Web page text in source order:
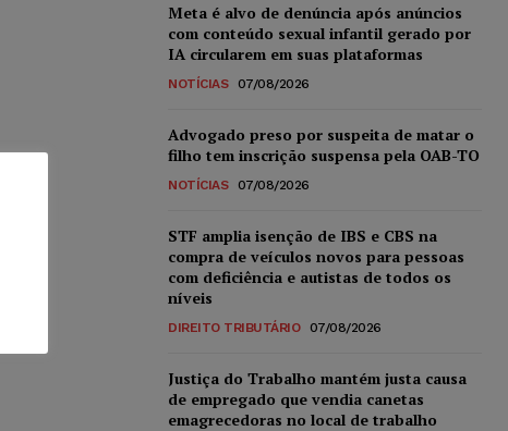
Meta é alvo de denúncia após anúncios
com conteúdo sexual infantil gerado por
IA circularem em suas plataformas
NOTÍCIAS 07/08/2026
Advogado preso por suspeita de matar o
filho tem inscrição suspensa pela OAB-TO
NOTÍCIAS 07/08/2026
STF amplia isenção de IBS e CBS na
compra de veículos novos para pessoas
com deficiência e autistas de todos os
níveis
DIREITO TRIBUTÁRIO 07/08/2026
Justiça do Trabalho mantém justa causa
de empregado que vendia canetas
emagrecedoras no local de trabalho